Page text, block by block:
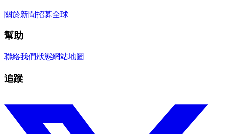
關於新聞招募全球
幫助
聯絡我們狀態網站地圖
追蹤